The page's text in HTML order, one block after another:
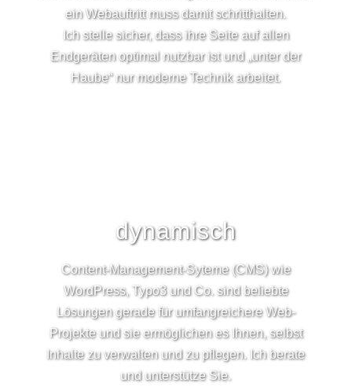
ein Webauftritt muss damit schritthalten.
Ich stelle sicher, dass ihre Seite auf allen
Endgeräten optimal nutzbar ist und „unter der
Haube“ nur moderne Technik arbeitet.
dynamisch
Content-Management-Syteme (CMS) wie
WordPress, Typo3 und Co. sind beliebte
Lösungen gerade für umfangreichere Web-
Projekte und sie ermöglichen es Ihnen, selbst
Inhalte zu verwalten und zu pflegen. Ich berate
und unterstütze Sie.